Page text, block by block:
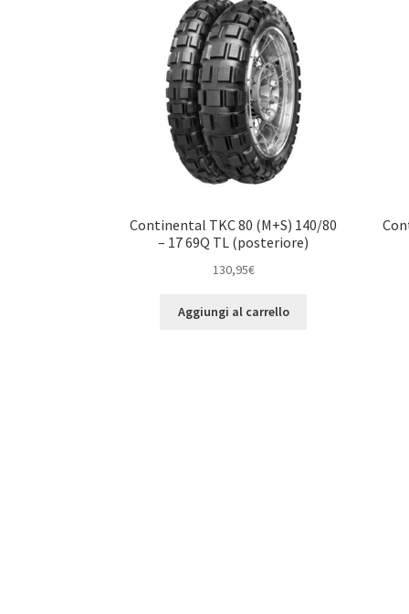
Continental TKC 80 (M+S) 140/80
– 17 69Q TL (posteriore)
130,95€
Aggiungi al carrello